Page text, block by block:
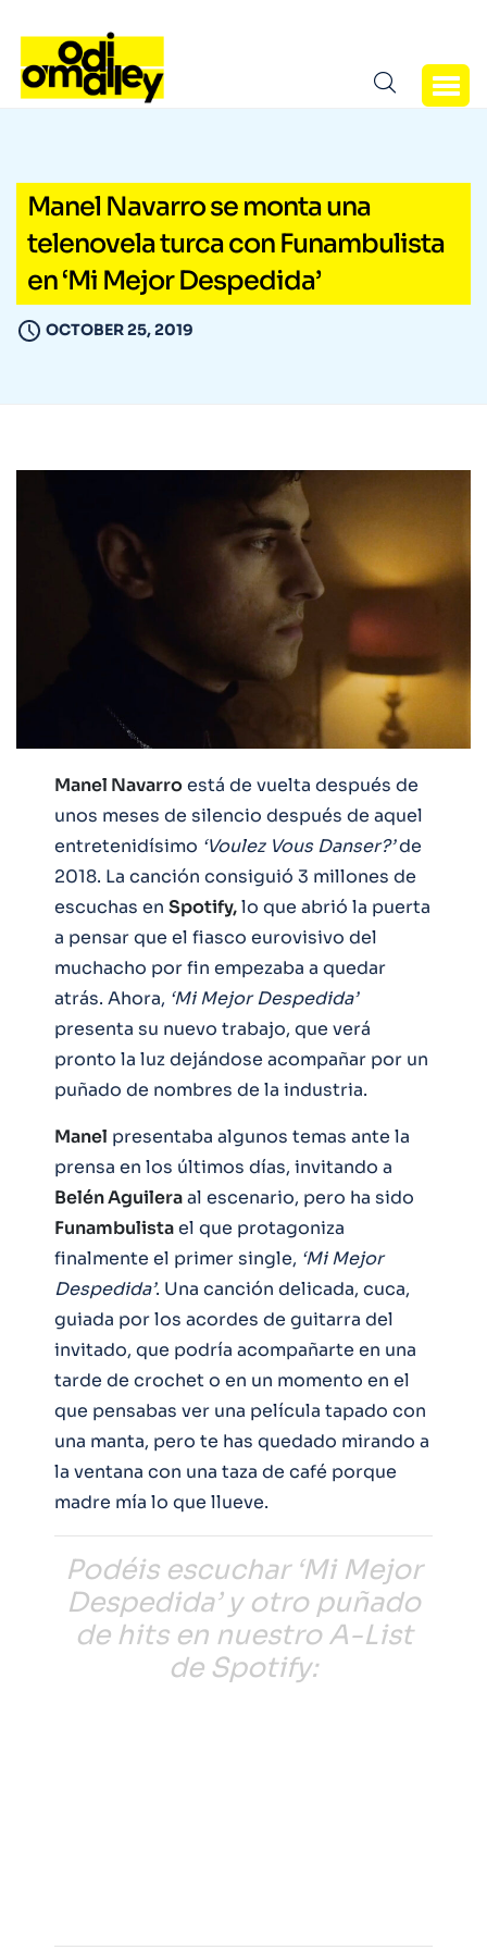
Manel Navarro se monta una
telenovela turca con Funambulista
en ‘Mi Mejor Despedida’
OCTOBER 25, 2019
Manel Navarroestá de vuelta después de
unos meses de silencio después de aquel
entretenidísimo ‘Voulez Vous Danser?’de
2018. La canción consiguió 3 millones de
escuchas en Spotify,lo que abrió la puerta
a pensar que el fiasco eurovisivo del
muchacho por fin empezaba a quedar
atrás. Ahora, ‘Mi Mejor Despedida’
presenta su nuevo trabajo, que verá
pronto la luz dejándose acompañar por un
puñado de nombres de la industria.
Manel presentaba algunos temas ante la
prensa en los últimos días, invitando a
Belén Aguileraal escenario, pero ha sido
Funambulistael que protagoniza
finalmente el primer single, ‘Mi Mejor
Despedida’. Una canción delicada, cuca,
guiada por los acordes de guitarra del
invitado, que podría acompañarte en una
tarde de crochet o en un momento en el
que pensabas ver una película tapado con
una manta, pero te has quedado mirando a
la ventana con una taza de café porque
madre mía lo que llueve.
Podéis escuchar ‘Mi Mejor
Despedida’ y otro puñado
de hits en nuestro A-List
de Spotify: